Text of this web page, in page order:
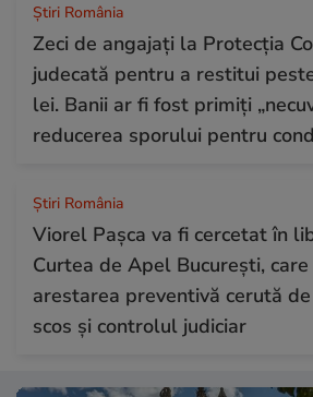
Știri România
Zeci de angajați la Protecția
judecată pentru a restitui
lei. Banii ar fi fost primiți
reducerea sporului pentru
Știri România
Viorel Pașca va fi cercetat în
Curtea de Apel București,
arestarea preventivă cerută
scos și controlul judiciar